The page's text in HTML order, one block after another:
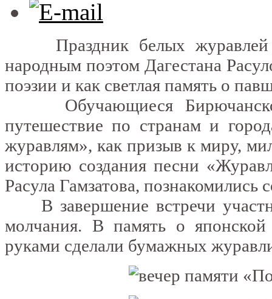
Праздник белых журавлей –
народным поэтом Дагестана
поэзии и как светлая память о
Обучающиеся
путешествие по странам и
журавлям», как призыв к миру,
историю создания песни
Расула Гамзатова,
В завершение встречи
молчания. В память о
руками сделали бумажных